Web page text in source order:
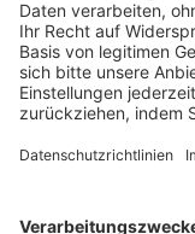
Trainerbörse
Login SpielPlus
FOLGE DEM BFV